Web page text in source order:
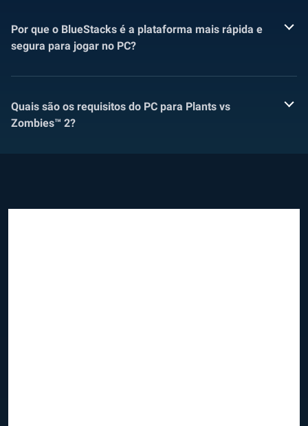
Por que o BlueStacks é a plataforma mais rápida e
segura para jogar no PC?
Quais são os requisitos do PC para Plants vs
Zombies™ 2?